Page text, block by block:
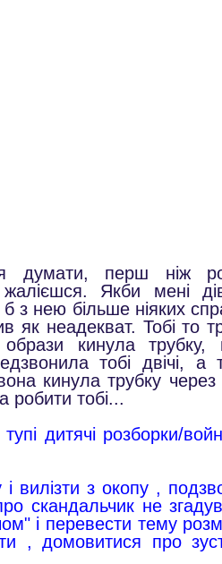
думати, перш ніж
Якби мені
з нею більше ніяких
як неадекват. Тобі то
кинула трубку,
тобі двічі, а
кинула трубку через
робити тобі...
дитячі розборки/
і вилізти з окопу ,
скандальчик не
і перевести тему
, домовитися про